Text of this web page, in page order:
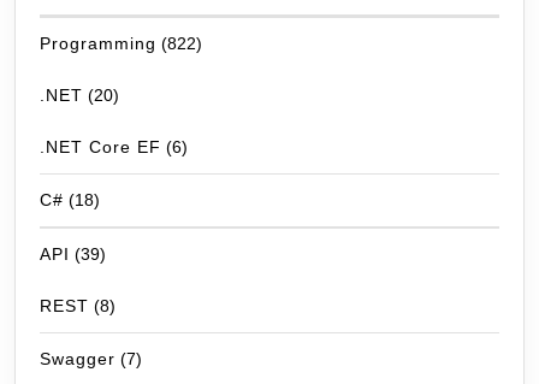
Programming (822)
.NET (20)
.NET Core EF (6)
C# (18)
API (39)
REST (8)
Swagger (7)